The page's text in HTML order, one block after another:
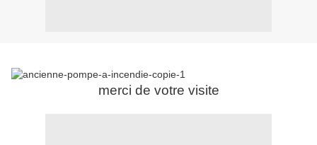
merci de votre visite